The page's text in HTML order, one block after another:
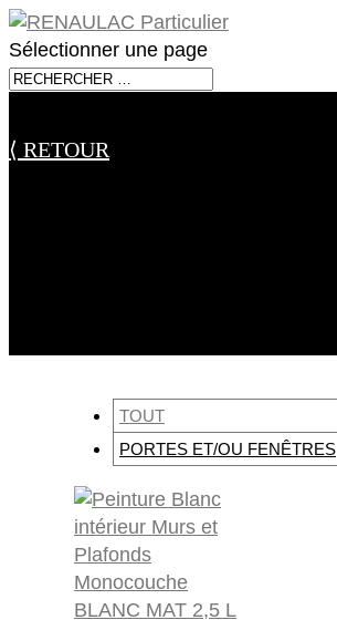
Sélectionner une page
⟨ RETOUR
TOUT
PORTES ET/OU FENÊTRES